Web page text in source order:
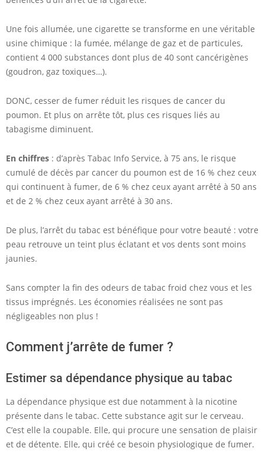
Une fois allumée, une cigarette se transforme en une véritable
usine chimique : la fumée, mélange de gaz et de particules,
contient 4 000 substances dont plus de 40 sont cancérigènes
(goudron, gaz toxiques…).
DONC, cesser de fumer réduit les risques de cancer du
poumon. Et plus on arrête tôt, plus ces risques liés au
tabagisme diminuent.
En chiffres : d’après Tabac Info Service, à 75 ans, le risque
cumulé de décès par cancer du poumon est de 16 % chez ceux
qui continuent à fumer, de 6 % chez ceux ayant arrêté à 50 ans
et de 2 % chez ceux ayant arrêté à 30 ans.
De plus, l’arrêt du tabac est bénéfique pour votre beauté : votre
peau retrouve un teint plus éclatant et vos dents sont moins
jaunies.
Sans compter la fin des odeurs de tabac froid chez vous et les
tissus imprégnés. Les économies réalisées ne sont pas
négligeables non plus !
Comment j’arrête de fumer ?
Estimer sa dépendance physique au tabac
La dépendance physique est due notamment à la nicotine
présente dans le tabac. Cette substance agit sur le cerveau.
C’est elle la coupable. Elle, qui procure une sensation de plaisir
et de détente. Elle, qui créé ce besoin physiologique de fumer.